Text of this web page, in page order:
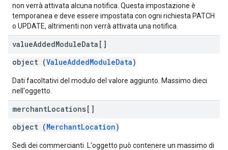
non verrà attivata alcuna notifica. Questa impostazione è
temporanea e deve essere impostata con ogni richiesta PATCH
o UPDATE, altrimenti non verrà attivata una notifica.
valueAddedModuleData[]
object (ValueAddedModuleData)
Dati facoltativi del modulo del valore aggiunto. Massimo dieci
nell'oggetto.
merchantLocations[]
object (MerchantLocation)
Sedi dei commercianti. L'oggetto può contenere un massimo di